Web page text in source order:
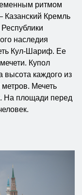
ритмом
Кремль
наследия
Кул-Шариф. Ее
Купол
высота каждого из
Мечеть
На площади перед